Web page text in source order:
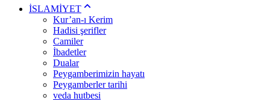
İSLAMİYET
Kur’an-ı Kerim
Hadisi şerifler
Camiler
İbadetler
Dualar
Peygamberimizin hayatı
Peygamberler tarihi
veda hutbesi